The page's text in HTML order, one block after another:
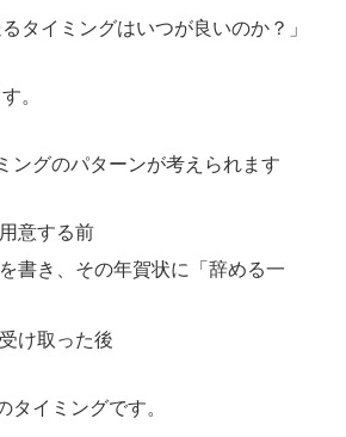
タイミングはいつが良いのか？」
。
ングのパターンが考えられます
意する前
書き、その年賀状に「辞める一
け取った後
タイミングです。